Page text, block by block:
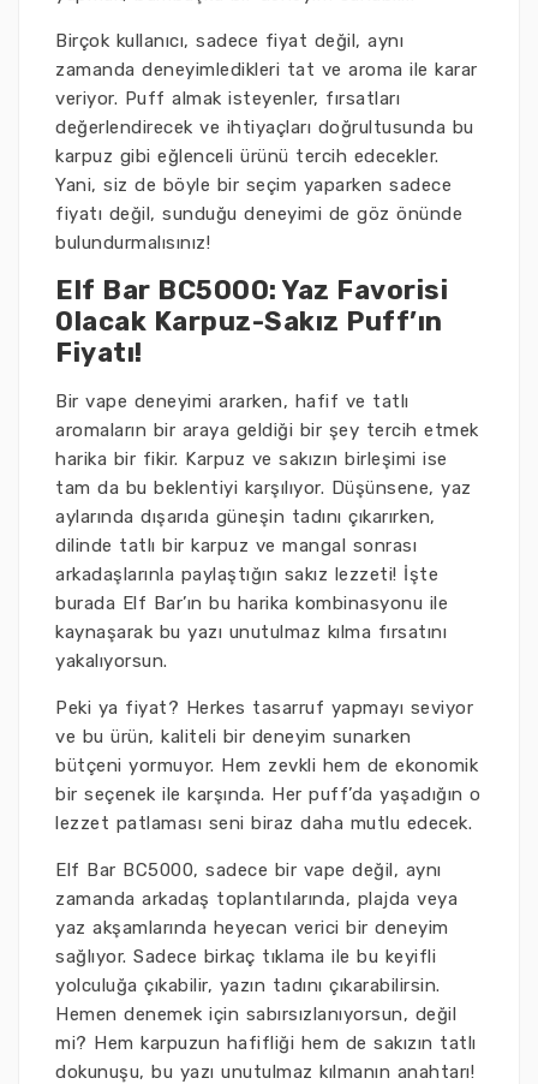
Birçok kullanıcı, sadece fiyat değil, aynı
zamanda deneyimledikleri tat ve aroma ile karar
veriyor. Puff almak isteyenler, fırsatları
değerlendirecek ve ihtiyaçları doğrultusunda bu
karpuz gibi eğlenceli ürünü tercih edecekler.
Yani, siz de böyle bir seçim yaparken sadece
fiyatı değil, sunduğu deneyimi de göz önünde
bulundurmalısınız!
Elf Bar BC5000: Yaz Favorisi
Olacak Karpuz-Sakız Puff’ın
Fiyatı!
Bir vape deneyimi ararken, hafif ve tatlı
aromaların bir araya geldiği bir şey tercih etmek
harika bir fikir. Karpuz ve sakızın birleşimi ise
tam da bu beklentiyi karşılıyor. Düşünsene, yaz
aylarında dışarıda güneşin tadını çıkarırken,
dilinde tatlı bir karpuz ve mangal sonrası
arkadaşlarınla paylaştığın sakız lezzeti! İşte
burada Elf Bar’ın bu harika kombinasyonu ile
kaynaşarak bu yazı unutulmaz kılma fırsatını
yakalıyorsun.
Peki ya fiyat? Herkes tasarruf yapmayı seviyor
ve bu ürün, kaliteli bir deneyim sunarken
bütçeni yormuyor. Hem zevkli hem de ekonomik
bir seçenek ile karşında. Her puff’da yaşadığın o
lezzet patlaması seni biraz daha mutlu edecek.
Elf Bar BC5000, sadece bir vape değil, aynı
zamanda arkadaş toplantılarında, plajda veya
yaz akşamlarında heyecan verici bir deneyim
sağlıyor. Sadece birkaç tıklama ile bu keyifli
yolculuğa çıkabilir, yazın tadını çıkarabilirsin.
Hemen denemek için sabırsızlanıyorsun, değil
mi? Hem karpuzun hafifliği hem de sakızın tatlı
dokunuşu, bu yazı unutulmaz kılmanın anahtarı!